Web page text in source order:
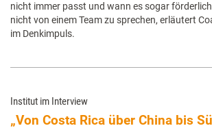
nicht immer passt und wann es sogar
nicht von einem Team zu sprechen, erläutert
im Denkimpuls.
Institut im Interview
„Von Costa Rica über China bis